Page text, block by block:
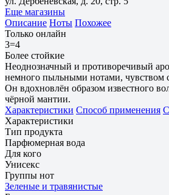
Еще магазины
Описание Ноты Похожее
Только онлайн
3=4
Более стойкие
Неоднозначный и противоречивый
немного пыльными нотами, чувством
Он вдохновлён образом известного
чёрной мантии.
Характеристики Способ применения
Характеристики
Тип продукта
Парфюмерная вода
Для кого
Унисекс
Группы нот
Зеленые и травянистые